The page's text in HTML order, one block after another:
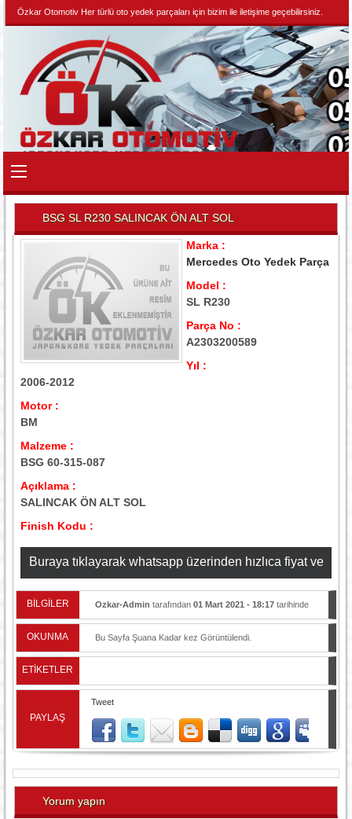
Özkar Otomotiv Her türlü oto yedek parçaları için bizim ile iletişime geçebilirsiniz.
BSG SL R230 SALINCAK ÖN ALT SOL
Marka :
Mercedes Oto Yedek Parça
Model :
SL R230
Parça No :
A2303200589
Yıl :
2006-2012
Motor :
BM
Malzeme :
BSG 60-315-087
Açıklama :
SALINCAK ÖN ALT SOL
Finish Kodu :
Buraya tıklayarak whatsapp üzerinden hızlıca fiyat ve
stok bilgisi alabilirsiniz
BİLGİLER Ozkar-Admin tarafından 01 Mart 2021 - 18:17tarihinde
OKUNMA Bu Sayfa Şuana Kadar kez Görüntülendi.
ETİKETLER
PAYLAŞ
Tweet
Yorum yapın